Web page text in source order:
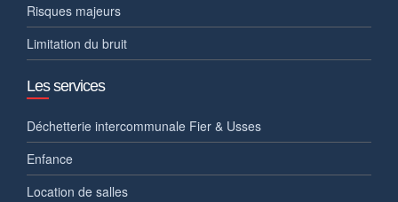
Risques majeurs
Limitation du bruit
Les services
Déchetterie intercommunale Fier & Usses
Enfance
Location de salles